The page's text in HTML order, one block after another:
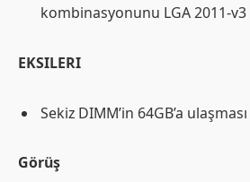
kombinasyonunu LGA 2011-
EKSILERI
Sekiz DIMM’in 64GB’a
Görüş